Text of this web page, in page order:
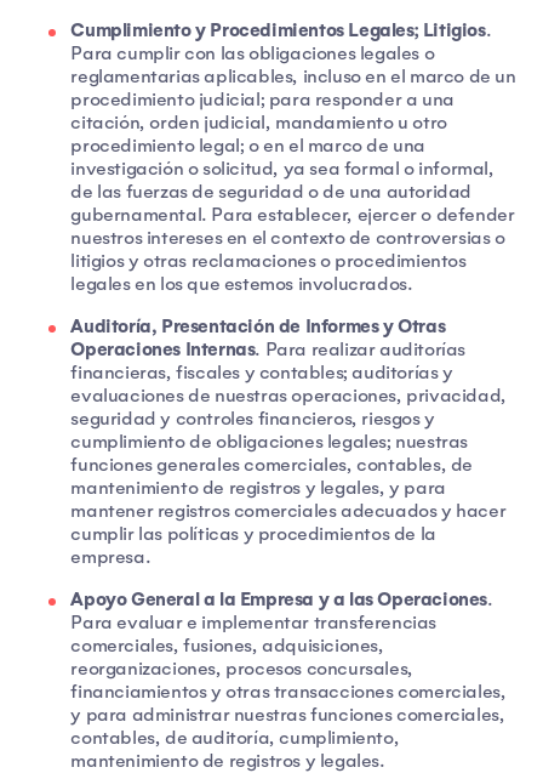
Cumplimiento y Procedimientos Legales; Litigios.
Para cumplir con las obligaciones legales o
reglamentarias aplicables, incluso en el marco de un
procedimiento judicial; para responder a una
citación, orden judicial, mandamiento u otro
procedimiento legal; o en el marco de una
investigación o solicitud, ya sea formal o informal,
de las fuerzas de seguridad o de una autoridad
gubernamental. Para establecer, ejercer o defender
nuestros intereses en el contexto de controversias o
litigios y otras reclamaciones o procedimientos
legales en los que estemos involucrados.
Auditoría, Presentación de Informes y Otras
Operaciones Internas. Para realizar auditorías
financieras, fiscales y contables; auditorías y
evaluaciones de nuestras operaciones, privacidad,
seguridad y controles financieros, riesgos y
cumplimiento de obligaciones legales; nuestras
funciones generales comerciales, contables, de
mantenimiento de registros y legales, y para
mantener registros comerciales adecuados y hacer
cumplir las políticas y procedimientos de la
empresa.
Apoyo General a la Empresa y a las Operaciones.
Para evaluar e implementar transferencias
comerciales, fusiones, adquisiciones,
reorganizaciones, procesos concursales,
financiamientos y otras transacciones comerciales,
y para administrar nuestras funciones comerciales,
contables, de auditoría, cumplimiento,
mantenimiento de registros y legales.